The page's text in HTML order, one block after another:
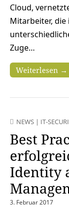
Cloud,
Mitarbeiter, die
Zuge…
Weiterlesen →
NEWS | IT-
Best
Identity
3. Februar 2017